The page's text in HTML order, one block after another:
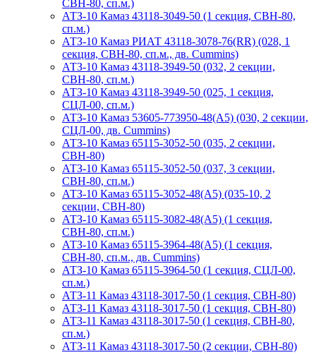
СВН-80, сп.м.)
АТЗ-10 Камаз 43118-3049-50 (1 секция, СВН-80,
сп.м.)
АТЗ-10 Камаз РИАТ 43118-3078-76(RR) (028, 1
секция, СВН-80, сп.м., дв. Cummins)
АТЗ-10 Камаз 43118-3949-50 (032, 2 секции,
СВН-80, сп.м.)
АТЗ-10 Камаз 43118-3949-50 (025, 1 секция,
СЦЛ-00, сп.м.)
АТЗ-10 Камаз 53605-773950-48(А5) (030, 2 секции,
СЦЛ-00, дв. Cummins)
АТЗ-10 Камаз 65115-3052-50 (035, 2 секции,
СВН-80)
АТЗ-10 Камаз 65115-3052-50 (037, 3 секции,
СВН-80, сп.м.)
АТЗ-10 Камаз 65115-3052-48(А5) (035-10, 2
секции, СВН-80)
АТЗ-10 Камаз 65115-3082-48(A5) (1 секция,
СВН-80, сп.м.)
АТЗ-10 Камаз 65115-3964-48(A5) (1 секция,
СВН-80, сп.м., дв. Cummins)
АТЗ-10 Камаз 65115-3964-50 (1 секция, СЦЛ-00,
сп.м.)
АТЗ-11 Камаз 43118-3017-50 (1 секция, СВН-80)
АТЗ-11 Камаз 43118-3017-50 (1 секция, СВН-80)
АТЗ-11 Камаз 43118-3017-50 (1 секция, СВН-80,
сп.м.)
АТЗ-11 Камаз 43118-3017-50 (2 секции, СВН-80)